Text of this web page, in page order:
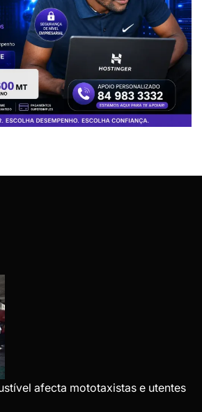
afecta mototaxistas e utentes